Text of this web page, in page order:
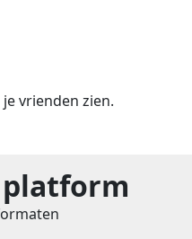
vrienden zien.